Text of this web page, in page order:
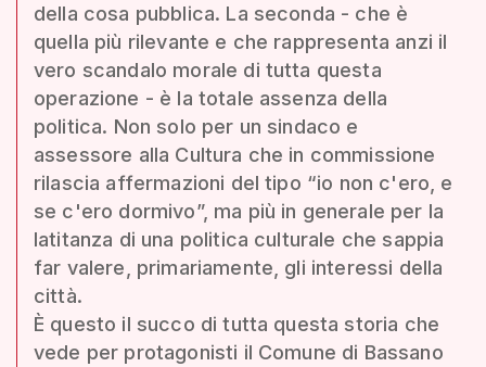
della cosa pubblica. La seconda - che è
quella più rilevante e che rappresenta anzi il
vero scandalo morale di tutta questa
operazione - è la totale assenza della
politica. Non solo per un sindaco e
assessore alla Cultura che in commissione
rilascia affermazioni del tipo “io non c'ero, e
se c'ero dormivo”, ma più in generale per la
latitanza di una politica culturale che sappia
far valere, primariamente, gli interessi della
città.
È questo il succo di tutta questa storia che
vede per protagonisti il Comune di Bassano